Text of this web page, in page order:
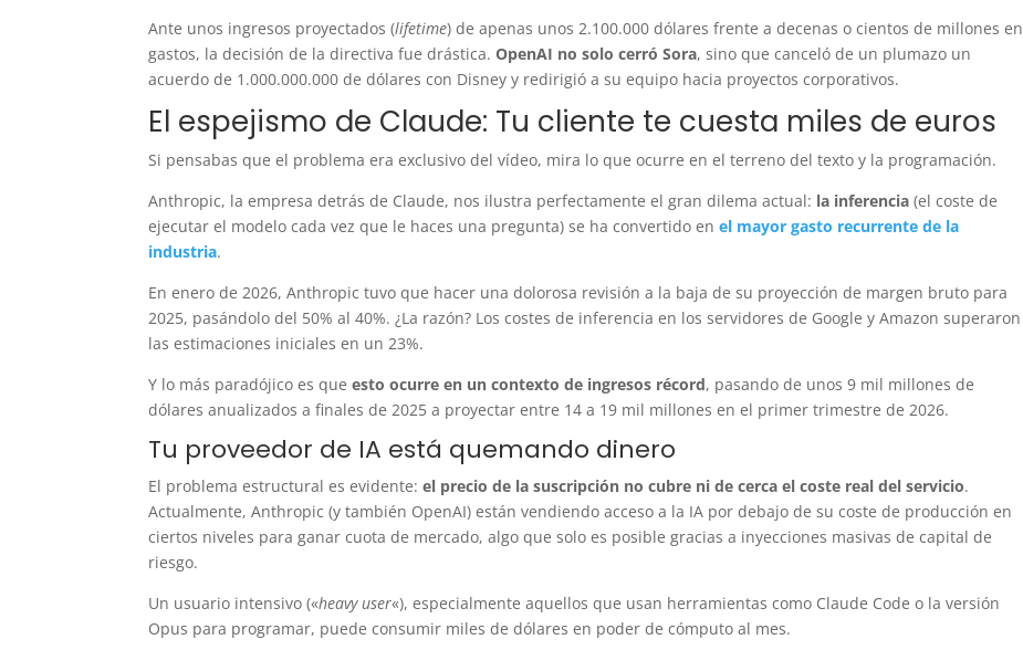
Ante unos ingresos proyectados (lifetime) de apenas unos 2.100.000 dólares frente a decenas o cientos de millones en
gastos, la decisión de la directiva fue drástica.OpenAI no solo cerró Sora, sino que canceló de un plumazo un
acuerdo de 1.000.000.000 de dólares con Disney y redirigió a su equipo hacia proyectos corporativos.
El espejismo de Claude: Tu cliente te cuesta miles de euros
Si pensabas que el problema era exclusivo del vídeo, mira lo que ocurre en el terreno del texto y la programación.
Anthropic, la empresa detrás de Claude, nos ilustra perfectamente el gran dilema actual: la inferencia (el coste de
ejecutar el modelo cada vez que le haces una pregunta) se ha convertido en el mayor gasto recurrente de la
industria.
En enero de 2026, Anthropic tuvo que hacer una dolorosa revisión a la baja de su proyección de margen bruto para
2025, pasándolo del 50% al 40%. ¿La razón? Los costes de inferencia en los servidores de Google y Amazon superaron
las estimaciones iniciales en un 23%.
Y lo más paradójico es que esto ocurre en un contexto de ingresos récord, pasando de unos 9 mil millones de
dólares anualizados a finales de 2025 a proyectar entre 14 a 19 mil millones en el primer trimestre de 2026.
Tu proveedor de IA está quemando dinero
El problema estructural es evidente:el precio de la suscripción no cubre ni de cerca el coste real del servicio.
Actualmente, Anthropic (y también OpenAI) están vendiendo acceso a la IA por debajo de su coste de producción en
ciertos niveles para ganar cuota de mercado, algo que solo es posible gracias a inyecciones masivas de capital de
riesgo.
Un usuario intensivo («heavy user«), especialmente aquellos que usan herramientas como Claude Code o la versión
Opus para programar, puede consumir miles de dólares en poder de cómputo al mes.